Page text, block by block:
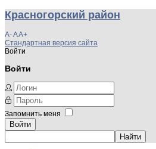
Красногорский район
A-AA+
Стандартная версия сайта
Войти
Войти
Запомнить меня
Войти